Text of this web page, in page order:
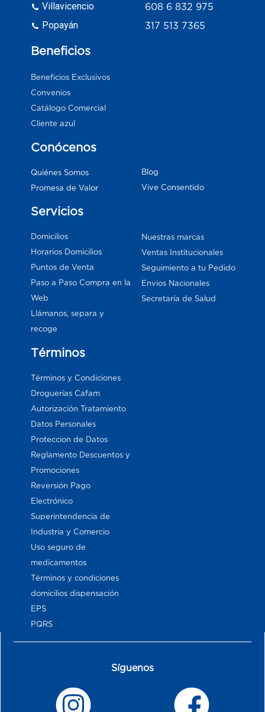
Villavicencio
Popayán
608 6 832 975
317 513 7365
Beneficios
Beneficios Exclusivos
Convenios
Catálogo Comercial
Cliente azul
Conócenos
Quiénes Somos
Promesa de Valor
Blog
Vive Consentido
Servicios
Domicilios
Horarios Domicilios
Puntos de Venta
Paso a Paso Compra en la
Web
Llámanos, separa y
recoge
Nuestras marcas
Ventas Institucionales
Seguimiento a tu Pedido
Envios Nacionales
Secretaría de Salud
Términos
Términos y Condiciones
Droguerías Cafam
Autorización Tratamiento
Datos Personales
Proteccion de Datos
Reglamento Descuentos y
Promociones
Reversión Pago
Electrónico
Superintendencia de
Industria y Comercio
Uso seguro de
medicamentos
Términos y condiciones
domicilios dispensación
EPS
PQRS
Síguenos